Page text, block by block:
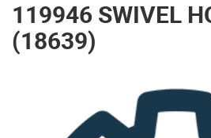
119946 SWIVEL
(18639)